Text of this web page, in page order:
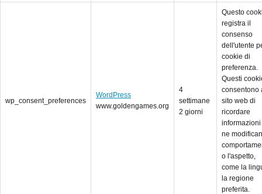
wp_consent_preferences
WordPress
www.goldengames.org
4
settimane
2 giorni
Questo
registra il
consenso
dell'utente
cookie di
preferenza.
Questi
consentono
sito web di
ricordare
ne
o l'aspetto,
come la
la regione
preferita.